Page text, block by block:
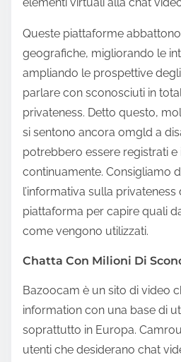
Queste piattaforme
geografiche, migliorando le
ampliando le prospettive
parlare con sconosciuti in
privateness. Detto questo,
si sentono ancora omgld a
potrebbero essere registrati e
continuamente. Consigliamo
l’informativa sulla privateness
piattaforma per capire quali
come vengono utilizzati.
Chatta Con Milioni Di
Bazoocam è un sito di video
information con una base di
soprattutto in Europa.
utenti che desiderano chat